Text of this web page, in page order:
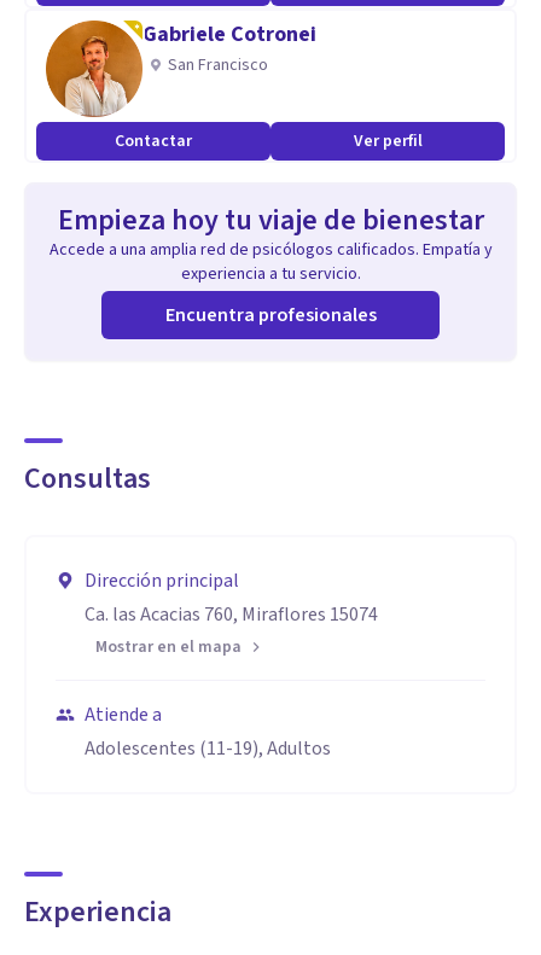
Gabriele Cotronei
San Francisco
Contactar Ver perfil
Empieza hoy tu viaje de bienestar
Accede a una amplia red de psicólogos calificados. Empatía y
experiencia a tu servicio.
Encuentra profesionales
Consultas
Dirección principal
Ca. las Acacias 760, Miraflores 15074
Mostrar en el mapa
Atiende a
Adolescentes (11-19), Adultos
Experiencia